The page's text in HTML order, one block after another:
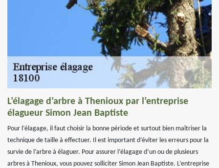
L’élagage d’arbre à Thenioux par l’entreprise
élagueur Simon Jean Baptiste
Pour l’élagage, il faut choisir la bonne période et surtout bien maîtriser la
technique de taille à effectuer. Il est important d’éviter les erreurs pour la
survie de l’arbre à élaguer. Pour assurer l’élagage d’un ou de plusieurs
arbres à Thenioux, vous pouvez solliciter Simon Jean Baptiste. L’entreprise